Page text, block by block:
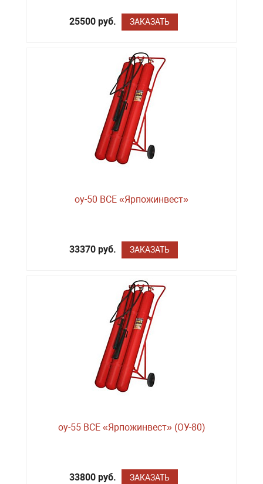
25500 руб. ЗАКАЗАТЬ
оу-50 BCE «Ярпожинвест»
33370 руб. ЗАКАЗАТЬ
оу-55 BCE «Ярпожинвест» (ОУ-80)
33800 руб. ЗАКАЗАТЬ